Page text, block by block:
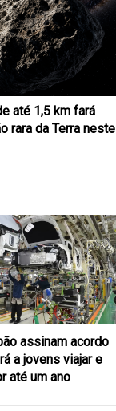
até 1,5 km fará
rara da Terra neste
assinam acordo
a jovens viajar e
até um ano